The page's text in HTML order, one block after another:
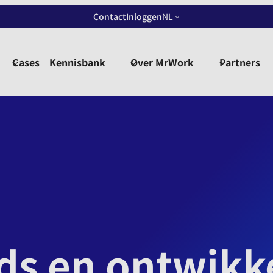
ContactInloggenNL
Cases Kennisbank Over MrWork Partners